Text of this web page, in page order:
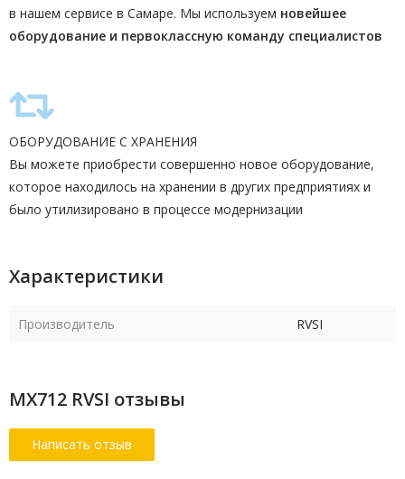
в нашем сервисе в Самаре. Мы используем новейшее
оборудование и первоклассную команду специалистов
ОБОРУДОВАНИЕ С ХРАНЕНИЯ
Вы можете приобрести совершенно новое оборудование,
которое находилось на хранении в других предприятиях и
было утилизировано в процессе модернизации
Характеристики
Производитель RVSI
MX712 RVSI отзывы